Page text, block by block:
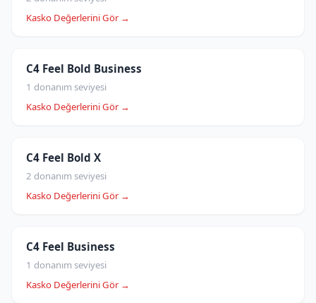
Kasko Değerlerini Gör →
C4 Feel Bold Business
1 donanım seviyesi
Kasko Değerlerini Gör →
C4 Feel Bold X
2 donanım seviyesi
Kasko Değerlerini Gör →
C4 Feel Business
1 donanım seviyesi
Kasko Değerlerini Gör →